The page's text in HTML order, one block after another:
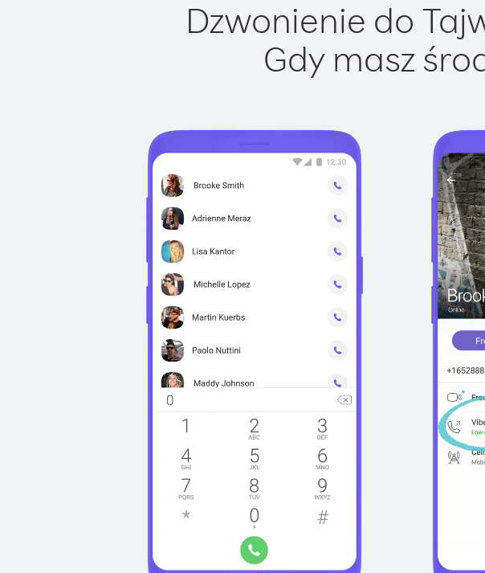
Dzwonienie do
Gdy masz